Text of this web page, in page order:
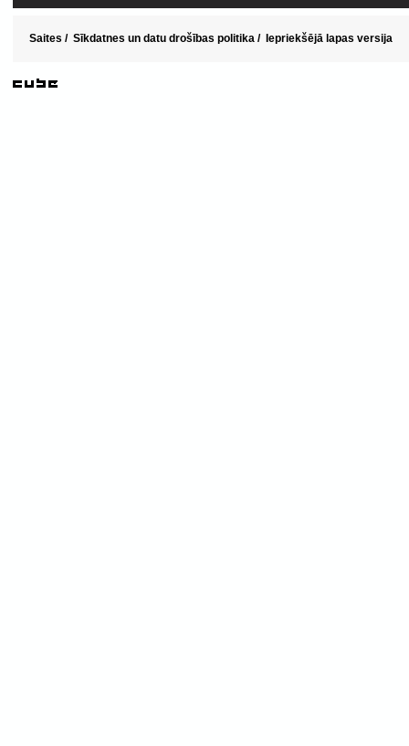
Saites / Sīkdatnes un datu drošības politika / Iepriekšējā lapas versija